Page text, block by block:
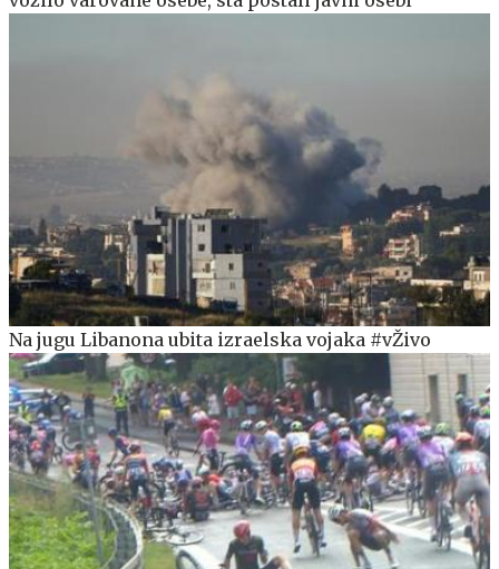
Na jugu Libanona ubita izraelska vojaka #vŽivo